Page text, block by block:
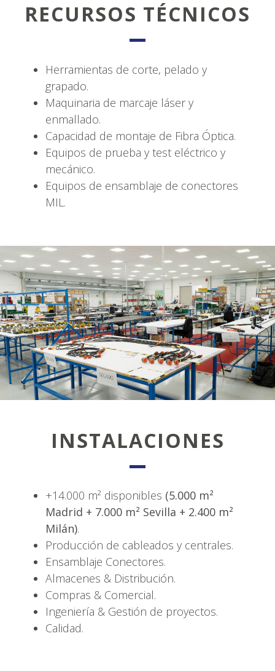
RECURSOS TÉCNICOS
Herramientas de corte, pelado y
grapado.
Maquinaria de marcaje láser y
enmallado.
Capacidad de montaje de Fibra Óptica.
Equipos de prueba y test eléctrico y
mecánico.
Equipos de ensamblaje de conectores
MIL.
INSTALACIONES
+14.000 m² disponibles (5.000 m²
Madrid + 7.000 m² Sevilla + 2.400 m²
Milán).
Producción de cableados y centrales.
Ensamblaje Conectores.
Almacenes & Distribución.
Compras & Comercial.
Ingeniería & Gestión de proyectos.
Calidad.